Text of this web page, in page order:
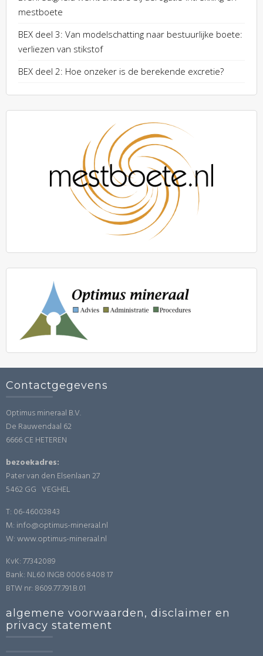
mestboete
BEX deel 3: Van modelschatting naar bestuurlijke boete:
verliezen van stikstof
BEX deel 2: Hoe onzeker is de berekende excretie?
Contactgegevens
Optimus mineraal B.V.
De Rauwendaal 62
6666 CE HETEREN
bezoekadres:
Pater van den Elsenlaan 27
5462 GG VEGHEL
T: 06-46003843
M: info@optimus-mineraal.nl
W: www.optimus-mineraal.nl
KvK: 77342089
Bank: NL60 INGB 0006 8408 17
BTW nr: 8609.77.791.B.01
algemene voorwaarden, disclaimer en
privacy statement